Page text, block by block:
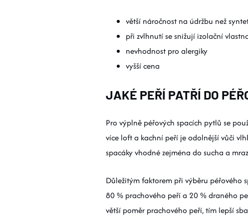
větší náročnost na údržbu než
při zvlhnutí se snižují izolační
nevhodnost pro alergiky
vyšší cena
JAKÉ PEŘÍ PATŘÍ DO
Pro výplně péřových spacích pytlů se
více loft a kachní peří je odolnější vůči
spacáky vhodné zejména do sucha a
Důležitým faktorem při výběru péřového
80 % prachového peří a 20 % draného
větší poměr prachového peří, tím lepší